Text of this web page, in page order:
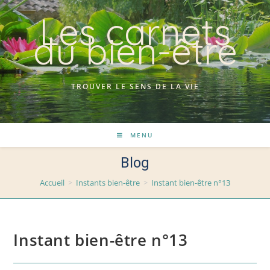
Skip
to
content
Les carnets
du bien-être
TROUVER LE SENS DE LA VIE
MENU
Blog
Accueil > Instants bien-être > Instant bien-être n°13
Instant bien-être n°13